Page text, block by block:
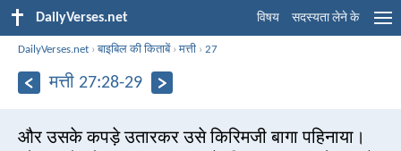
DailyVerses.net विषय सदस्यता लेने के
DailyVerses.net ›बाइबिल की किताबें›मत्ती ›27
मत्ती 27:28-29
और उसके कपड़े उतारकर उसे किरिमजी बागा पहिनाया।